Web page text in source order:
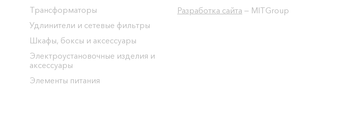
Трансформаторы
Удлинители и сетевые фильтры
Шкафы, боксы и аксессуары
Электроустановочные изделия и
аксессуары
Элементы питания
Разработка сайта — MITGroup